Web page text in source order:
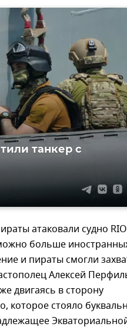
танкер с
атаковали судно RIO
больше
и пираты смогли
Алексей
двигаясь в сторону
которое стояло